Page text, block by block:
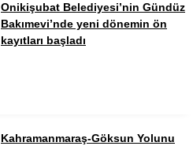
Onikişubat Belediyesi’nin Gündüz
Bakımevi’nde yeni dönemin ön
kayıtları başladı
Kahramanmaraş-Göksun Yolunu